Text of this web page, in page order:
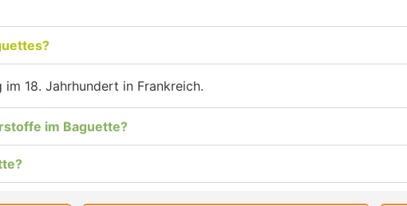
18. Jahrhundert in Frankreich.
im Baguette?